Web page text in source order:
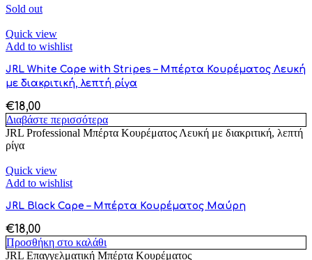
Sold out
Quick view
Add to wishlist
JRL White Cape with Stripes – Μπέρτα Κουρέματος Λευκή
με διακριτική, λεπτή ρίγα
€18,00
Διαβάστε περισσότερα
JRL Professional Μπέρτα Κουρέματος Λευκή με διακριτική, λεπτή
ρίγα
Quick view
Add to wishlist
JRL Black Cape – Μπέρτα Κουρέματος Μαύρη
€18,00
Προσθήκη στο καλάθι
JRL Επαγγελματική Μπέρτα Κουρέματος